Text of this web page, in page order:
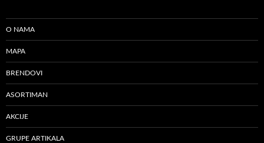
O NAMA
MAPA
BRENDOVI
ASORTIMAN
AKCIJE
GRUPE ARTIKALA